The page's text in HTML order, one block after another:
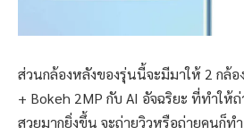
ส่วนกล้องหลังของรุ่นนี้จะมีมาให้ 2 กล้อ
+ Bokeh 2MP กับ AI อัจฉริยะ ที่ทำให้
สวยมากยิ่งขึ้น จะถ่ายวิวหรือถ่ายคนก็ท